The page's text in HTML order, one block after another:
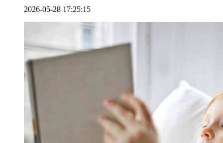
2026-05-28 17:25:15